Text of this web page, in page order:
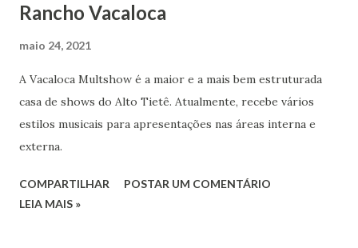
Rancho Vacaloca
maio 24, 2021
A Vacaloca Multshow é a maior e a mais bem estruturada
casa de shows do Alto Tietê. Atualmente, recebe vários
estilos musicais para apresentações nas áreas interna e
externa.
COMPARTILHAR
POSTAR UM COMENTÁRIO
LEIA MAIS »